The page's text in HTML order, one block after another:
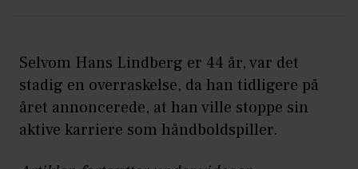
Selvom Hans Lindberg er 44 år, var det
stadig en overraskelse, da han tidligere på
året annoncerede, at han ville stoppe sin
aktive karriere som håndboldspiller.